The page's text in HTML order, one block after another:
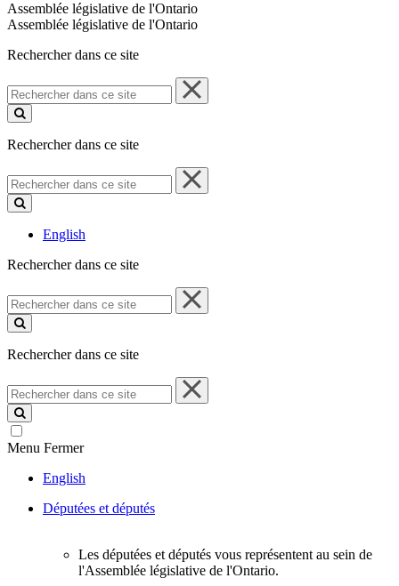
Assemblée législative de l'Ontario
Assemblée législative de l'Ontario
Rechercher dans ce site
Rechercher
dans
ce
Rechercher dans ce site
Rechercher
dans
ce
English
Rechercher dans ce site
Rechercher
dans
ce
Rechercher dans ce site
Rechercher
dans
ce
site
Menu Fermer
English
Députées et députés
Les députées et députés vous représentent au sein de
l'Assemblée législative de l'Ontario.